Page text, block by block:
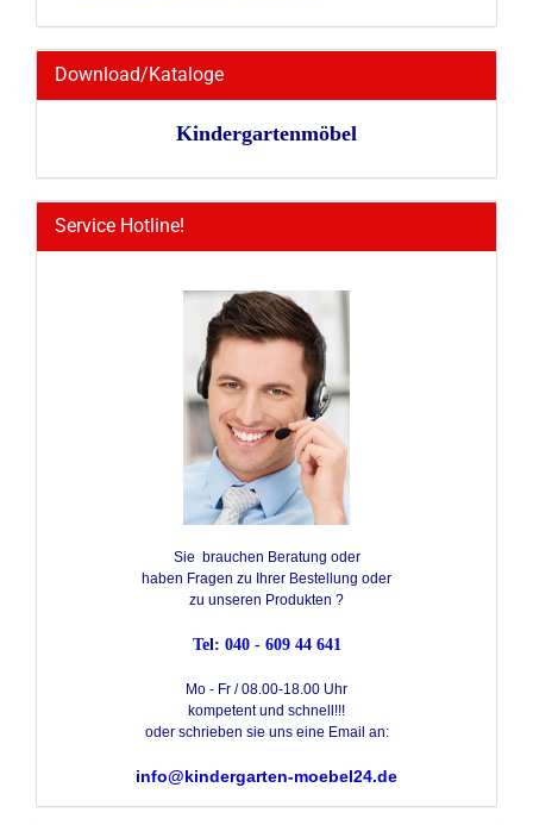
Download/Kataloge
Kindergartenmöbel
Service Hotline!
Sie brauchen Beratung oder
haben Fragen zu Ihrer Bestellung oder
zu unseren Produkten ?
Tel: 040 - 609 44 641
Mo - Fr / 08.00-18.00 Uhr
kompetent und schnell!!!
oder schrieben sie uns eine Email an:
info@kindergarten-moebel24.de